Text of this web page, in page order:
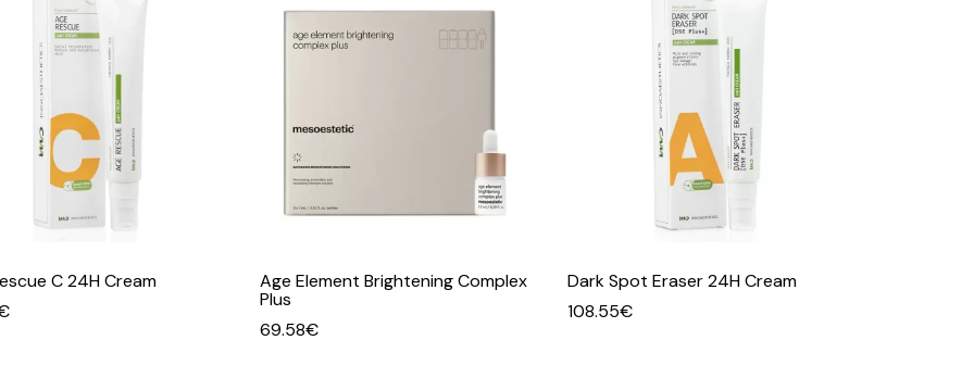
C 24H Cream
Age Element Brightening Complex
Plus
69.58€
Dark Spot Eraser 24H Cream
108.55€